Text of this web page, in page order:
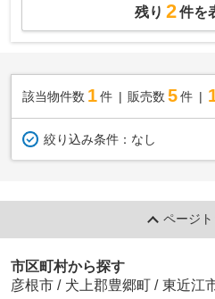
残り 2件を
該当物件数 1件 販売数 5 件
絞り込み条件： なし
ページ
市区町村から探す
彦根市 / 犬上郡豊郷町 / 東近江